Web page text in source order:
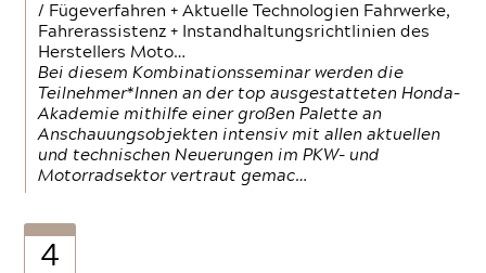
/ Fügeverfahren + Aktuelle Technologien Fahrwerke,
Fahrerassistenz + Instandhaltungsrichtlinien des
Herstellers Moto…
Bei diesem Kombinationsseminar werden die
Teilnehmer*Innen an der top ausgestatteten Honda-
Akademie mithilfe einer großen Palette an
Anschauungsobjekten intensiv mit allen aktuellen
und technischen Neuerungen im PKW- und
Motorradsektor vertraut gemac…
4